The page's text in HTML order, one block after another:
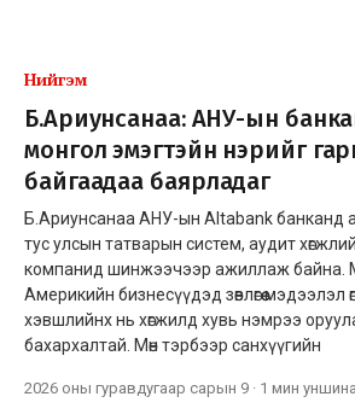
Нийгэм
Б.Ариунсанаа: АНУ-ын
монгол эмэгтэйн нэрийг
байгаадаа баярладаг
Б.Ариунсанаа АНУ-ын Altabank банканд
тус улсын татварын систем, аудит
компанид шинжээчээр ажиллаж байна.
Америкийн бизнесүүдэд зөвлөгөө мэдээлэл
хэвшлийнх нь хөгжилд хувь нэмрээ
бахархалтай. Мөн тэрбээр санхүүгийн
2026 оны гуравдугаар сарын 9 · 1 мин уншина